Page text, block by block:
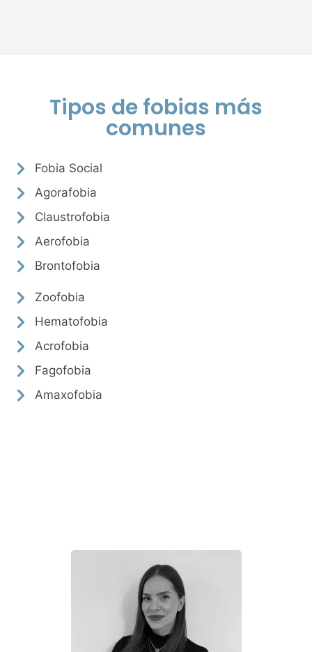
Tipos de fobias más
comunes
Fobia Social
Agorafobia
Claustrofobia
Aerofobia
Brontofobia
Zoofobia
Hematofobia
Acrofobia
Fagofobia
Amaxofobia